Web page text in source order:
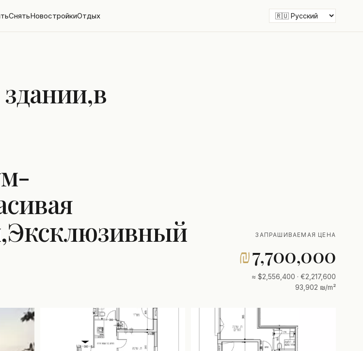
СнятьНовостройкиОтдых
ЗАПРАШИВАЕМАЯ ЦЕНА
₪7,700,000
≈ $2,556,400 · €2,217,600
93,902 ₪/m²